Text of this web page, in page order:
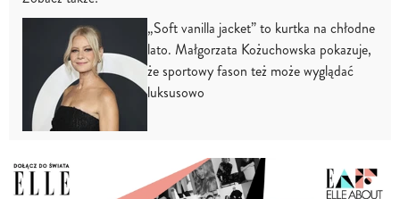
„Soft vanilla jacket” to kurtka na chłodne
lato. Małgorzata Kożuchowska pokazuje,
że sportowy fason też może wyglądać
luksusowo